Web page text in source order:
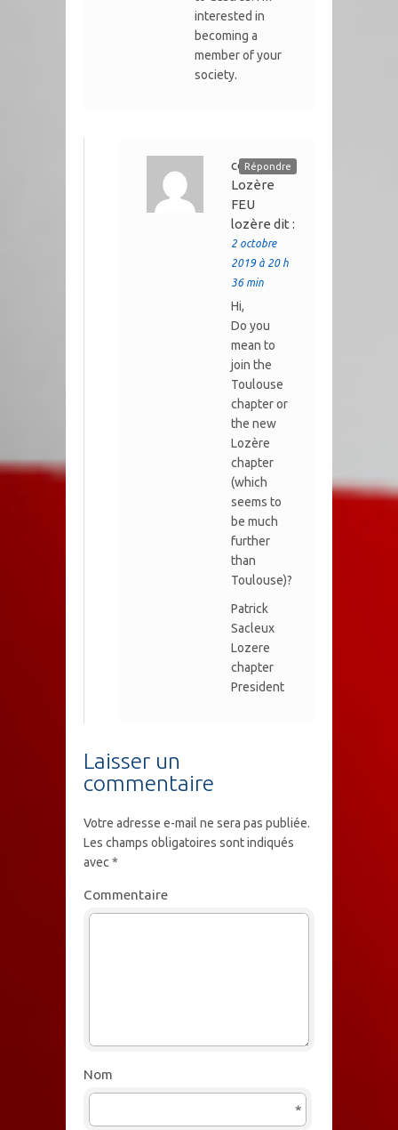
interested in
becoming a
member of your
society.
comité de
Lozère
FEU
lozère dit :
2 octobre
2019 à 20 h
36 min
Hi,
Do you
mean to
join the
Toulouse
chapter or
the new
Lozère
chapter
(which
seems to
be much
further
than
Toulouse)?
Patrick
Sacleux
Lozere
chapter
President
Répondre
Laisser un
commentaire
Votre adresse e-mail ne sera pas publiée.
Les champs obligatoires sont indiqués
avec *
Commentaire
Nom
*